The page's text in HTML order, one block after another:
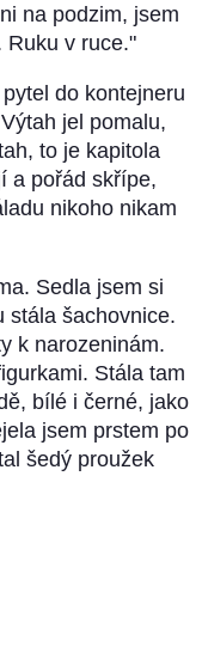
na podzim, jsem
Ruku v ruce."
do kontejneru
jel pomalu,
to je kapitola
a pořád skřípe,
nikoho nikam
Sedla jsem si
stála šachovnice.
k narozeninám.
Stála tam
bílé i černé, jako
jsem prstem po
šedý proužek